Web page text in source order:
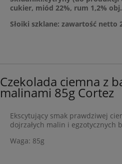
cukier, miód 22%, rum 1,2% obj.
Słoiki szklane: zawartość netto
Czekolada ciemna z
malinami 85g Cortez
Ekscytujący smak prawdziwej
dojrzałych malin i egzotycznych
Waga: 85g